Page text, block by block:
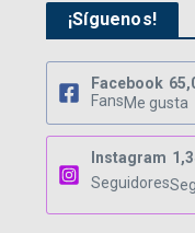
¡Síguenos!
Facebook
FansMe gusta
Instagram
Seguidores